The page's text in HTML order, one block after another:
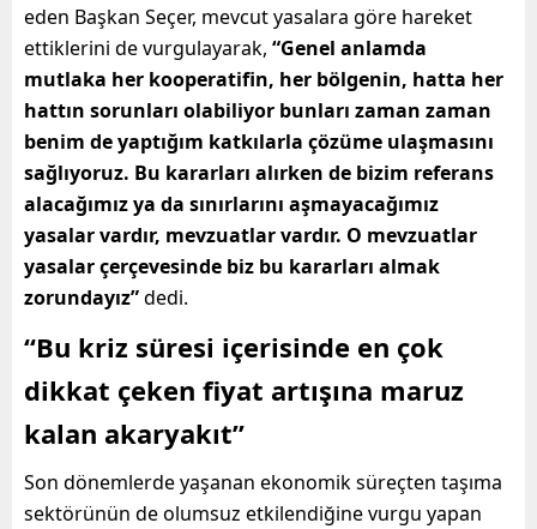
eden Başkan Seçer, mevcut yasalara göre hareket
ettiklerini de vurgulayarak, “Genel anlamda
mutlaka her kooperatifin, her bölgenin, hatta her
hattın sorunları olabiliyor bunları zaman zaman
benim de yaptığım katkılarla çözüme ulaşmasını
sağlıyoruz. Bu kararları alırken de bizim referans
alacağımız ya da sınırlarını aşmayacağımız
yasalar vardır, mevzuatlar vardır. O mevzuatlar
yasalar çerçevesinde biz bu kararları almak
zorundayız”dedi.
“Bu kriz süresi içerisinde en çok
dikkat çeken fiyat artışına maruz
kalan akaryakıt”
Son dönemlerde yaşanan ekonomik süreçten taşıma
sektörünün de olumsuz etkilendiğine vurgu yapan